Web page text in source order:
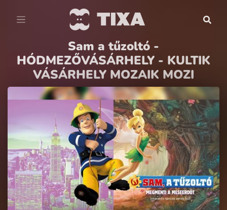
Sam a tűzoltó -
HÓDMEZŐVÁSÁRHELY - KULTIK
VÁSÁRHELY MOZAIK MOZI